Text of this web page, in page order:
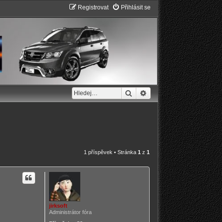
Přihlásit se
Registrovat
Hledat Pokročilé hledání
1 příspěvek • Stránka 1 z 1
jirksoft
Administrátor fóra